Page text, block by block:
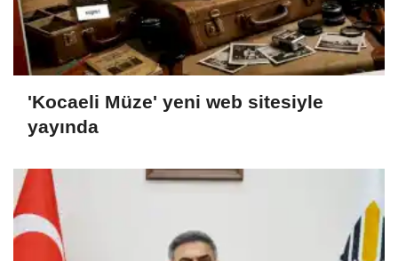
'Kocaeli Müze' yeni web sitesiyle
yayında